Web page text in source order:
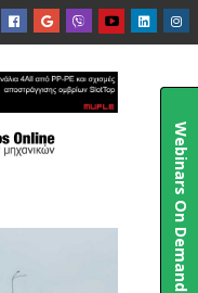

Webinars On Demand